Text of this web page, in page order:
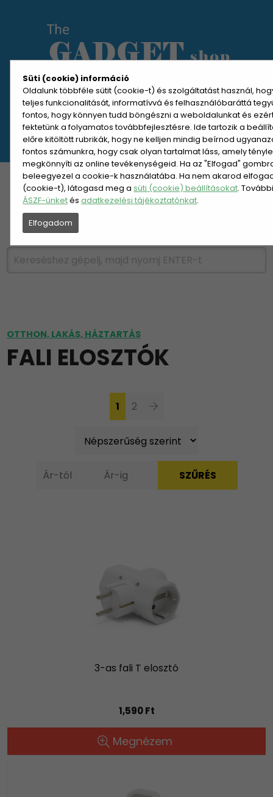
Süti (cookie) információ
Oldalunk többféle sütit (cookie-t) és szolgáltatást használ,
teljes funkcionalitását, informatívvá és felhasználóbaráttá
fontos, hogy könnyen tudd böngészni a weboldalunkat és
fektetünk a folyamatos továbbfejlesztésre. Ide tartozik a
előre kitöltött rubrikák, hogy ne kelljen mindig beírnod
fontos számunkra, hogy csak olyan tartalmat láss, amely
megkönnyíti az online tevékenységeid. Ha az "Elfogad"
beleegyezel a cookie-k használatába. Ha nem akarod
(cookie-t), látogasd meg asüti (cookie) beállításokat.
ÁSZF-ünketésadatkezelési tájékoztatónkat.
Elfogadom
MENÜ MEGNYITÁSA
REGISZTRÁCIÓ BELÉPÉS
KATEGÓRIÁK HETI AJÁNLAT
ÚJDONSÁGOK NÉPSZERŰ
OTTHON, LAKÁS, HÁZTARTÁS
FALI ELOSZTÓK
1 2
3-as fali T elosztó
1,590 Ft
Megnézem